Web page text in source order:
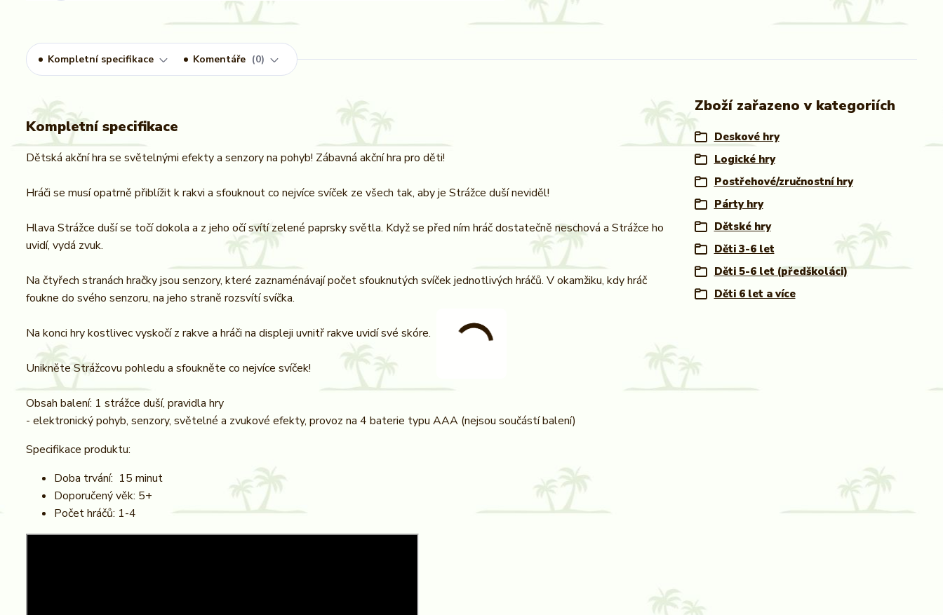
Kompletní specifikace Komentáře 0
Kompletní specifikace
Dětská akční hra se světelnými efekty a senzory na pohyb! Zábavná akční hra pro děti!
Hráči se musí opatrně přiblížit k rakvi a sfouknout co nejvíce svíček ze všech tak, aby je Strážce duší neviděl!
Hlava Strážce duší se točí dokola a z jeho očí svítí zelené paprsky světla. Když se před ním hráč dostatečně neschová a Strážce ho
uvidí, vydá zvuk.
Na čtyřech stranách hračky jsou senzory, které zaznaménávají počet sfouknutých svíček jednotlivých hráčů. V okamžiku, kdy hráč
foukne do svého senzoru, na jeho straně rozsvítí svíčka.
Na konci hry kostlivec vyskočí z rakve a hráči na displeji uvnitř rakve uvidí své skóre.
Unikněte Strážcovu pohledu a sfoukněte co nejvíce svíček!
Obsah balení: 1 strážce duší, pravidla hry
- elektronický pohyb, senzory, světelné a zvukové efekty, provoz na 4 baterie typu AAA (nejsou součástí balení)
Specifikace produktu:
Doba trvání: 15 minut
Doporučený věk: 5+
Počet hráčů: 1-4
Zboží zařazeno v kategoriích
Deskové hry
Logické hry
Postřehové/zručnostní hry
Párty hry
Dětské hry
Děti 3-6 let
Děti 5-6 let (předškoláci)
Děti 6 let a více